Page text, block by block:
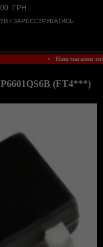
ГРН
/ ЗАРЕЄСТРУВАТИСЬ
• Наш магазин
(FT4***)